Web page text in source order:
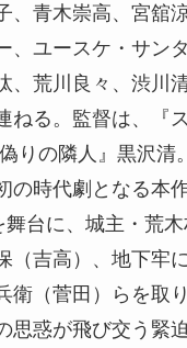
、青木崇高、宮舘
、ユースケ・サン
、荒川良々、渋川
ねる。監督は、『
りの隣人』黒沢清
の時代劇となる本
舞台に、城主・荒
（吉高）、地下牢
衛（菅田）らを取
思惑が飛び交う緊